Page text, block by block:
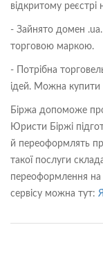
відкритому
- Зайнято домен
торговою маркою.
- Потрібна
ідей. Можна купити
Біржа допоможе
Юристи Біржі
й переоформлять
такої послуги
переоформлення на
сервісу можна тут: